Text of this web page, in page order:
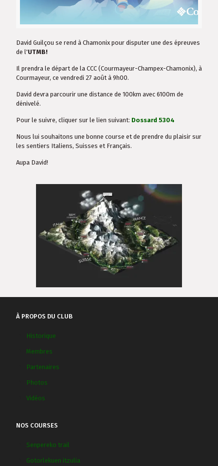
David Guilçou se rend à Chamonix pour disputer une des épreuves
de l'UTMB!
Il prendra le départ de la CCC (Courmayeur-Champex-Chamonix), à
Courmayeur, ce vendredi 27 août à 9h00.
David devra parcourir une distance de 100km avec 6100m de
dénivelé.
Pour le suivre, cliquer sur le lien suivant: Dossard 5304
Nous lui souhaitons une bonne course et de prendre du plaisir sur
les sentiers Italiens, Suisses et Français.
Aupa David!
À PROPOS DU CLUB
Historique
Membres
Partenaires
Photos
Vidéos
NOS COURSES
Senpereko trail
Gotorlekuen itzulia